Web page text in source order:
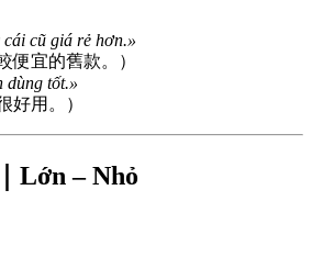
cũ giá rẻ hơn.»
便宜的舊款。）
dùng tốt.»
好用。）
Lớn – Nhỏ